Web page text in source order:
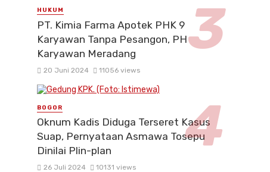
HUKUM
PT. Kimia Farma Apotek PHK 9
Karyawan Tanpa Pesangon, PH
Karyawan Meradang
20 Juni 2024 11056 views
BOGOR
Oknum Kadis Diduga Terseret Kasus
Suap, Pernyataan Asmawa Tosepu
Dinilai Plin-plan
26 Juli 2024 10131 views